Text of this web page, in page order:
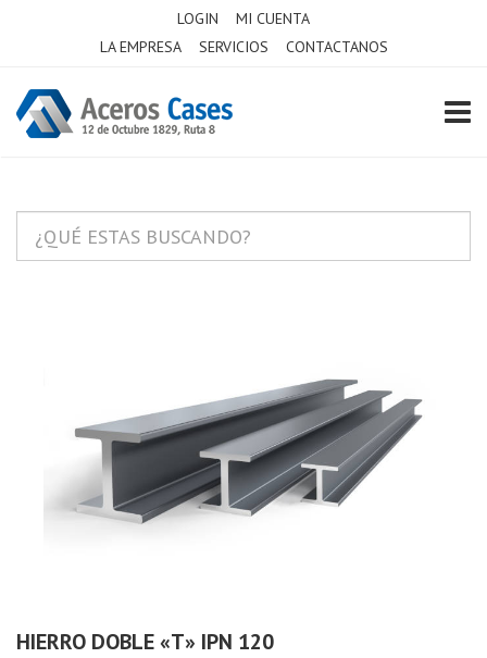
LOGIN
MI CUENTA
LA EMPRESA
SERVICIOS CONTACTANOS
HIERRO DOBLE «T» IPN 120